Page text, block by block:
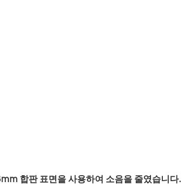
합판 표면을사용하여 소음을 줄였습니다.